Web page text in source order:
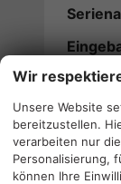
Wir
Unsere Website
bereitzustellen.
verarbeiten nur
Personalisierung,
können Ihre